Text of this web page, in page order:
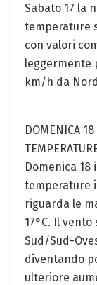
Sabato 17 la
temperature
con valori
leggermente
km/h da
DOMENICA
Domenica 18
temperature
riguarda le
17°C. Il
Sud/Sud-
diventando
ulteriore